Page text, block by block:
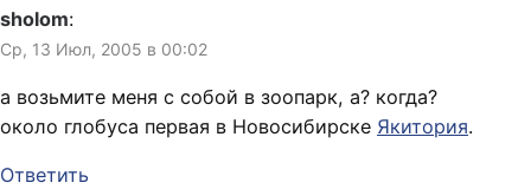
без прописки, без военного
билета.…
sholom:
Ср, 13 Июл, 2005 в 00:02
а возьмите меня с собой в зоопарк, а? когда?
около глобуса первая в Новосибирске Якитория.
Ответить